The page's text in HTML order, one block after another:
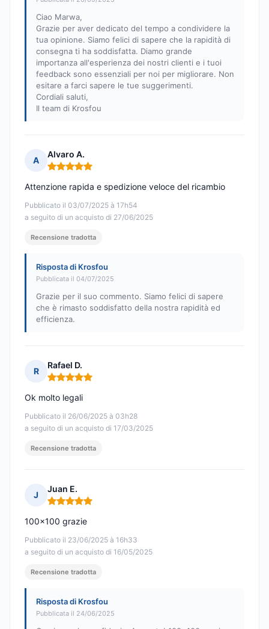
Ciao Marwa,
Grazie per aver dedicato del tempo a condividere la
tua opinione. Siamo felici di sapere che la rapidità di
consegna ti ha soddisfatta. Diamo grande
importanza all'esperienza dei nostri clienti e i tuoi
feedback sono essenziali per noi per migliorare. Non
esitare a farci sapere le tue suggerimenti.
Cordiali saluti,
Il team di Krosfou
A
Alvaro A.
Nota: 5 su 5
Pubblicato il 03/07/2025 à 17h54
a seguito di un acquisto di 27/06/2025
Attenzione rapida e spedizione veloce del ricambio
Recensione tradotta
Risposta di Krosfou
Pubblicata il 04/07/2025
Grazie per il suo commento. Siamo felici di sapere
che è rimasto soddisfatto della nostra rapidità ed
efficienza.
R
Rafael D.
Nota: 5 su 5
Pubblicato il 26/06/2025 à 03h28
a seguito di un acquisto di 17/03/2025
Ok molto legali
Recensione tradotta
J
Juan E.
Nota: 5 su 5
Pubblicato il 23/06/2025 à 16h33
a seguito di un acquisto di 16/05/2025
100x100 grazie
Recensione tradotta
Risposta di Krosfou
Pubblicata il 24/06/2025